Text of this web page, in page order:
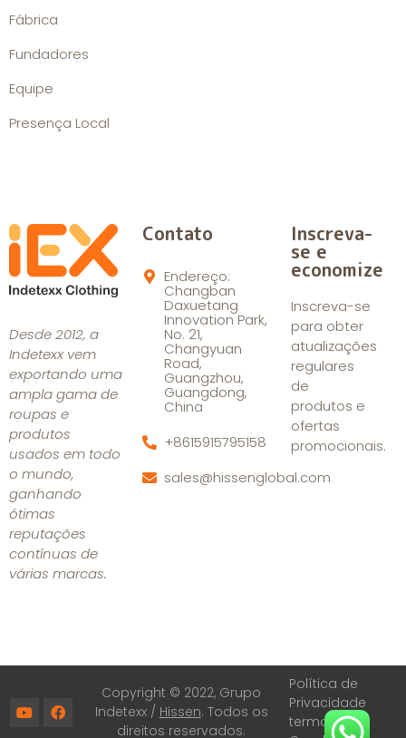
Fábrica
Fundadores
Equipe
Presença Local
Desde 2012, a
Indetexx vem
exportando uma
ampla gama de
roupas e
produtos
usados em todo
o mundo,
ganhando
ótimas
reputações
contínuas de
várias marcas.
Contato
Endereço:
Changban
Daxuetang
Innovation Park,
No. 21,
Changyuan
Road,
Guangzhou,
Guangdong,
China
+8615915795158
sales@hissenglobal.com
Inscreva-
se e
economize
Inscreva-se
para obter
atualizações
regulares
de
produtos e
ofertas
promocionais.
Copyright © 2022, Grupo
Indetexx / Hissen. Todos os
direitos reservados.
Política de
Privacidade
termos e